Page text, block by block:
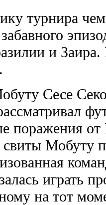
турнира
и
Сесе
поражения
Мобуту
играть
на тот